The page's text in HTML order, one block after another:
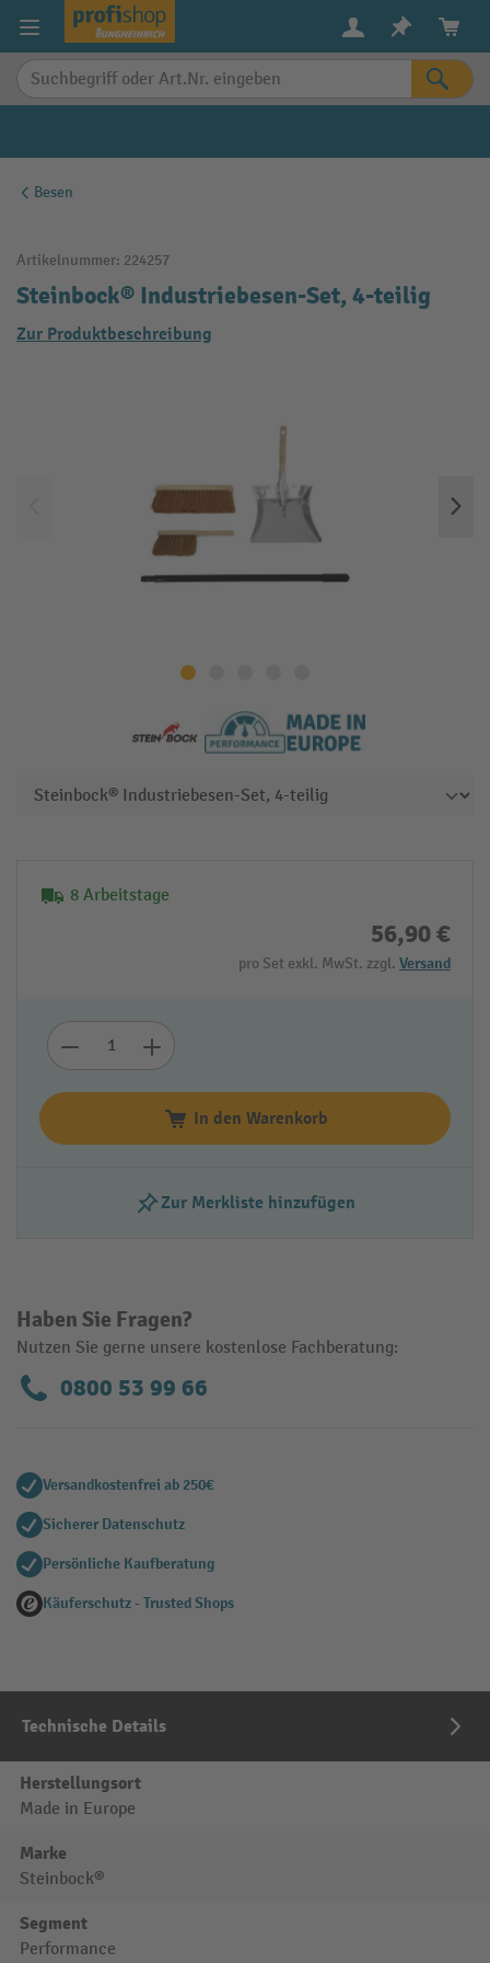
springen
Besen
Artikelnummer: 224257
Steinbock® Industriebesen-Set, 4-teilig
Zur Produktbeschreibung
8 Arbeitstage
56,90 €
pro Set exkl. MwSt. zzgl. Versand
In den Warenkorb
Zur Merkliste hinzufügen
Haben Sie Fragen?
Nutzen Sie gerne unsere kostenlose Fachberatung:
0800 53 99 66
Versandkostenfrei ab 250€
Sicherer Datenschutz
Persönliche Kaufberatung
Käuferschutz - Trusted Shops
Technische Details
Herstellungsort
Made in Europe
Marke
Steinbock®
Segment
Performance